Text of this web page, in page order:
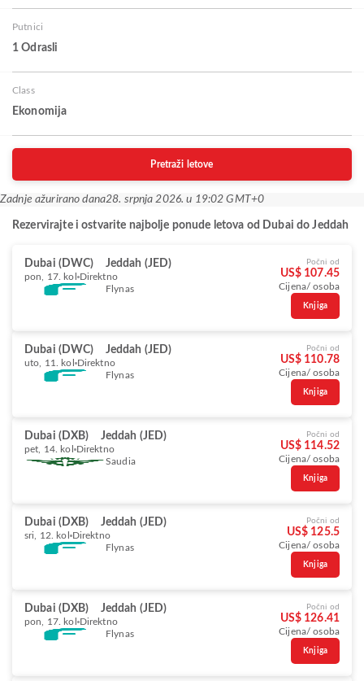
Putnici
1 Odrasli
Class
Ekonomija
Pretraži letove
Zadnje ažurirano dana28. srpnja 2026. u 19:02 GMT+0
Rezervirajte i ostvarite najbolje ponude letova od Dubai do Jeddah
Dubai (DWC) Jeddah (JED)
pon, 17. kol Direktno
Flynas
Počni od
US$ 107.45
Cijena/ osoba
Knjiga
Dubai (DWC) Jeddah (JED)
uto, 11. kol Direktno
Flynas
Počni od
US$ 110.78
Cijena/ osoba
Knjiga
Dubai (DXB) Jeddah (JED)
pet, 14. kol Direktno
Saudia
Počni od
US$ 114.52
Cijena/ osoba
Knjiga
Dubai (DXB) Jeddah (JED)
sri, 12. kol Direktno
Flynas
Počni od
US$ 125.5
Cijena/ osoba
Knjiga
Dubai (DXB) Jeddah (JED)
pon, 17. kol Direktno
Flynas
Počni od
US$ 126.41
Cijena/ osoba
Knjiga